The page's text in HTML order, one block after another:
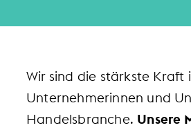
Wir sind die stärkste Kraft
Unternehmerinnen und
Handelsbranche. Unsere